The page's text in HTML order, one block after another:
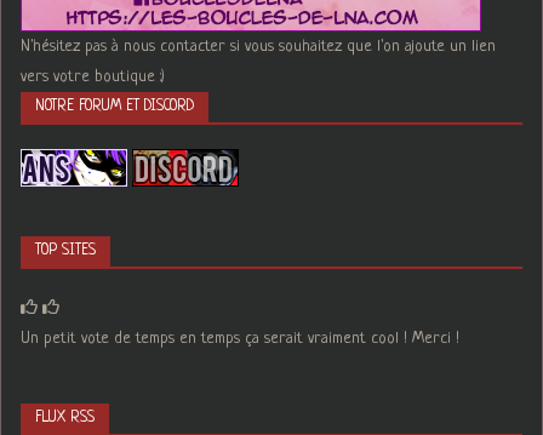
N'hésitez pas à nous contacter si vous souhaitez que l'on ajoute un lien
vers votre boutique :)
NOTRE FORUM ET DISCORD
TOP SITES
Un petit vote de temps en temps ça serait vraiment cool ! Merci !
FLUX RSS